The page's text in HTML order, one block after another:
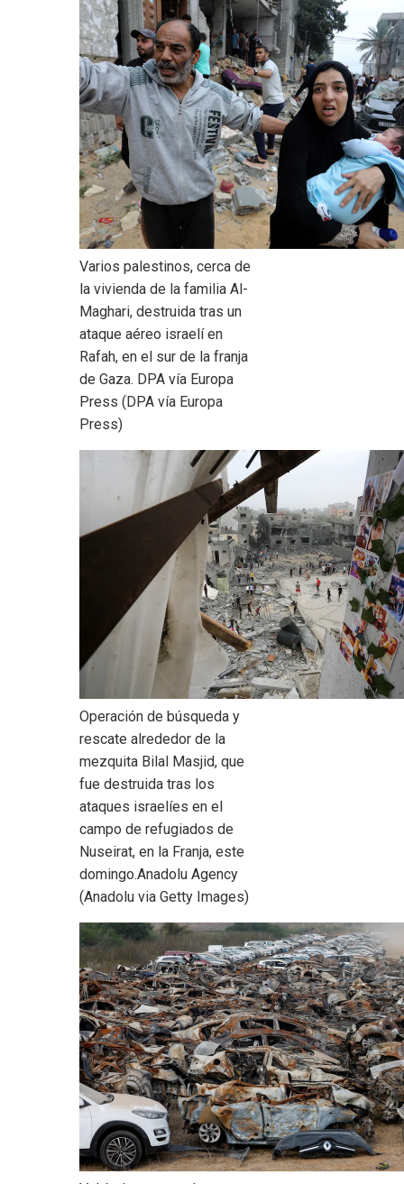
Varios palestinos, cerca de
la vivienda de la familia Al-
Maghari, destruida tras un
ataque aéreo israelí en
Rafah, en el sur de la franja
de Gaza. DPA vía Europa
Press (DPA vía Europa
Press)
Operación de búsqueda y
rescate alrededor de la
mezquita Bilal Masjid, que
fue destruida tras los
ataques israelíes en el
campo de refugiados de
Nuseirat, en la Franja, este
domingo.Anadolu Agency
(Anadolu via Getty Images)